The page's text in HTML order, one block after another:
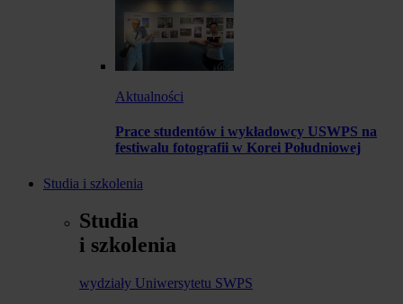
Aktualności
Prace studentów i wykładowcy USWPS na
festiwalu fotografii w Korei Południowej
Studia i szkolenia
Studia
i szkolenia
wydziały Uniwersytetu SWPS